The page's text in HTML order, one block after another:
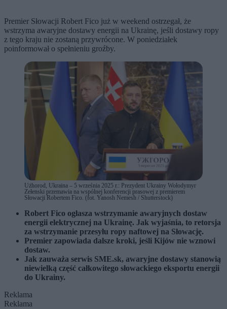
Premier Słowacji Robert Fico już w weekend ostrzegał, że
wstrzyma awaryjne dostawy energii na Ukrainę, jeśli dostawy ropy
z tego kraju nie zostaną przywrócone. W poniedziałek
poinformował o spełnieniu groźby.
Użhorod, Ukraina – 5 września 2025 r.: Prezydent Ukrainy Wołodymyr
Zełenski przemawia na wspólnej konferencji prasowej z premierem
Słowacji Robertem Fico. (fot. Yanosh Nemesh / Shutterstock)
Robert Fico ogłasza wstrzymanie awaryjnych dostaw
energii elektrycznej na Ukrainę. Jak wyjaśnia, to retorsja
za wstrzymanie przesyłu ropy naftowej na Słowację.
Premier zapowiada dalsze kroki, jeśli Kijów nie wznowi
dostaw.
Jak zauważa serwis SME.sk, awaryjne dostawy stanowią
niewielką część całkowitego słowackiego eksportu energii
do Ukrainy.
Reklama
Reklama